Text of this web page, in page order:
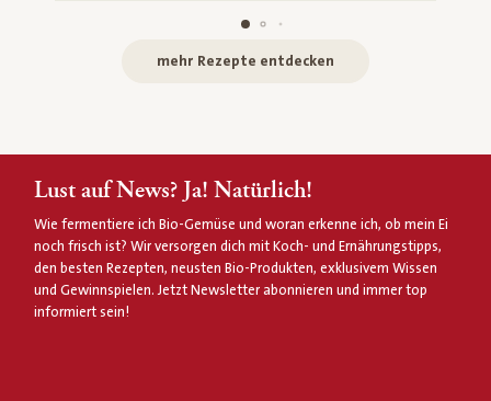
mehr Rezepte entdecken
Lust auf News? Ja! Natürlich!
Wie fermentiere ich Bio-Gemüse und woran erkenne ich, ob mein Ei
noch frisch ist? Wir versorgen dich mit Koch- und Ernährungstipps,
den besten Rezepten, neusten Bio-Produkten, exklusivem Wissen
und Gewinnspielen. Jetzt Newsletter abonnieren und immer top
informiert sein!